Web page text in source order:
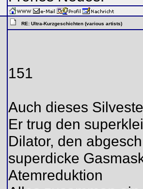
RE: Ultra-Kurzgeschichten (various artists)
151
Auch dieses
Er trug den
Dilator, den
superdicke
Atemreduktion